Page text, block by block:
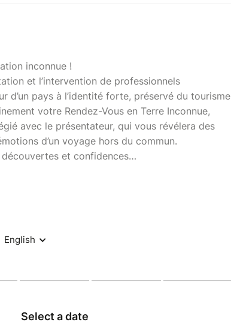
inconnue !
et l’intervention de professionnels
d’un pays à l’identité forte, préservé du tourisme
votre Rendez-Vous en Terre Inconnue,
avec le présentateur, qui vous révélera des
d’un voyage hors du commun.
et confidences…